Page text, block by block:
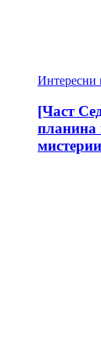
Интересни
[Част
планина